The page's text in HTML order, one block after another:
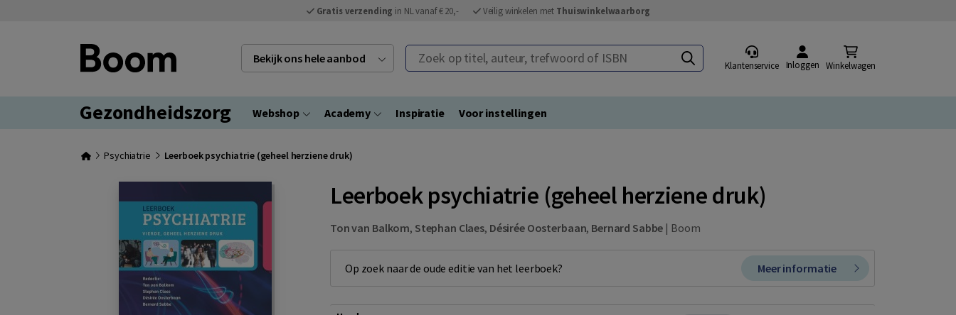
Gratis verzending in NL vanaf € 20,- Veilig winkelen met Thuiswinkelwaarborg
Bekijk ons hele aanbod Zoek op titel, auteur, trefwoord of ISBN
Klantenservice Inloggen Winkelwagen
Gezondheidszorg Webshop Academy Inspiratie Voor instellingen
Psychiatrie Leerboek psychiatrie (geheel herziene druk)
Leerboek psychiatrie (geheel herziene druk)
Ton van Balkom, Stephan Claes, Désirée Oosterbaan, Bernard Sabbe | Boom
Op zoek naar de oude editie van het leerboek? Meer informatie